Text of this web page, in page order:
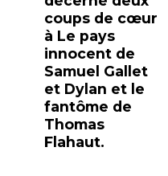
coups de cœur
à Le pays
innocent de
Samuel Gallet
et Dylan et le
fantôme de
Thomas
Flahaut.